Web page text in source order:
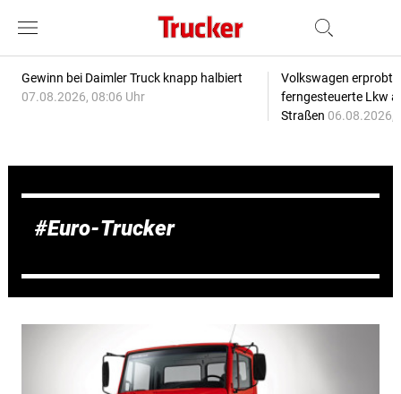
Gewinn bei Daimler Truck knapp halbiert
07.08.2026, 08:06 Uhr
Volkswagen erprobt
ferngesteuerte Lkw
Straßen 06.08.2026,
Euro-Trucker